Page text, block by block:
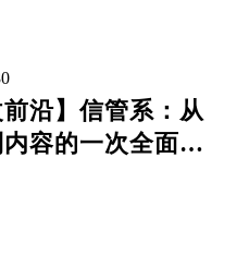
前沿】信管系：从
容的一次全面革